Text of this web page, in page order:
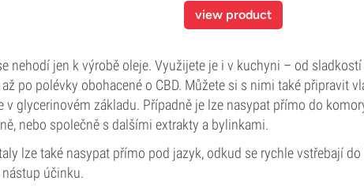
view product
nehodí jen k výrobě oleje. Využijete je i v kuchyni – od sladkostí
po polévky obohacené o CBD. Můžete si s nimi také připravit
v glycerinovém základu. Případně je lze nasypat přímo do
nebo společně s dalšími extrakty a bylinkami.
lze také nasypat přímo pod jazyk, odkud se rychle vstřebají
účinku.